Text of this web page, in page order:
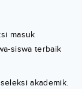
masuk
siswa terbaik
akademik.